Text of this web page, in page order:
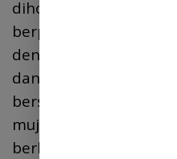
dihormati dalam Islam
berpusat pada ridha
dengan ilmu,
dan dimanifestasikan
bersifat dinamis dan
mujahadah
berkelanjutan.